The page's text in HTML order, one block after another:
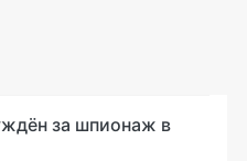
за шпионаж в